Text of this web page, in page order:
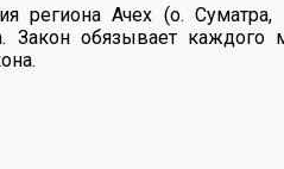
региона Ачех (о.
Закон обязывает каждого